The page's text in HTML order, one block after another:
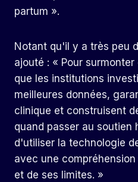
partum ».
Notant qu'il y a très peu
ajouté : « Pour
que les institutions
meilleures données,
clinique et construisent
quand passer au soutien
d'utiliser la technologie
avec une
et de ses limites. »